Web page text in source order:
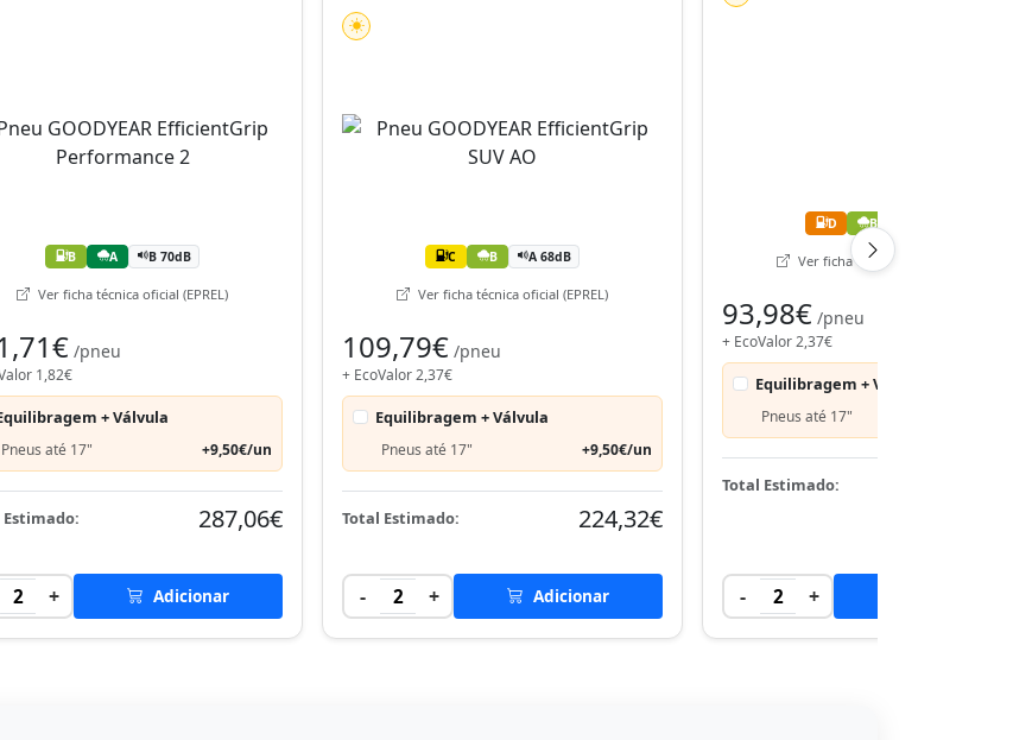
B A B 70dB
Ver ficha técnica oficial (EPREL)
/pneu
1,82€
+ Válvula
Pneus até 17" +9,50€/un
287,06€
2 + Adicionar
C B A 68dB
Ver ficha técnica oficial (EPREL)
109,79€ /pneu
+ EcoValor 2,37€
Equilibragem + Válvula
Pneus até 17" +9,50€/un
Total Estimado: 224,32€
- 2 + Adicionar
D B
Ver ficha técnica oficial (EPREL)
93,98€ /pneu
+ EcoValor 2,37€
Equilibragem + Válvula
Pneus até 17"
Total Estimado:
- 2 +